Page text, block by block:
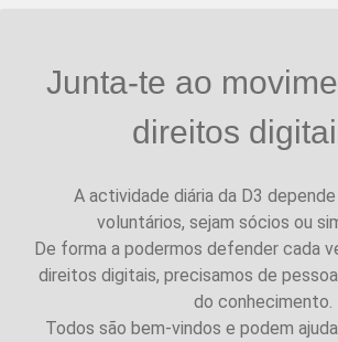
Junta-te ao
direitos
A actividade diária da D3
voluntários, sejam sócios ou
De forma a podermos defender cada
direitos digitais, precisamos de
do conhecimento.
Todos são bem-vindos e podem